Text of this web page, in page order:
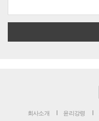
회사소개 윤리강령